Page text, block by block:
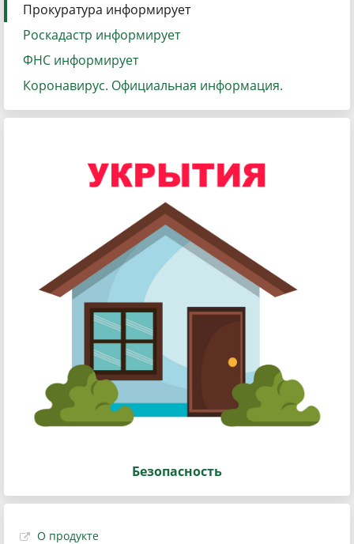
Прокуратура информирует
Роскадастр информирует
ФНС информирует
Коронавирус. Официальная информация.
Безопасность
О продукте